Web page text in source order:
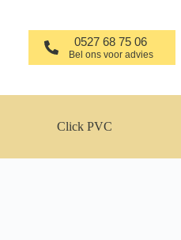
0527 68 75 06
Bel ons voor advies
Click PVC